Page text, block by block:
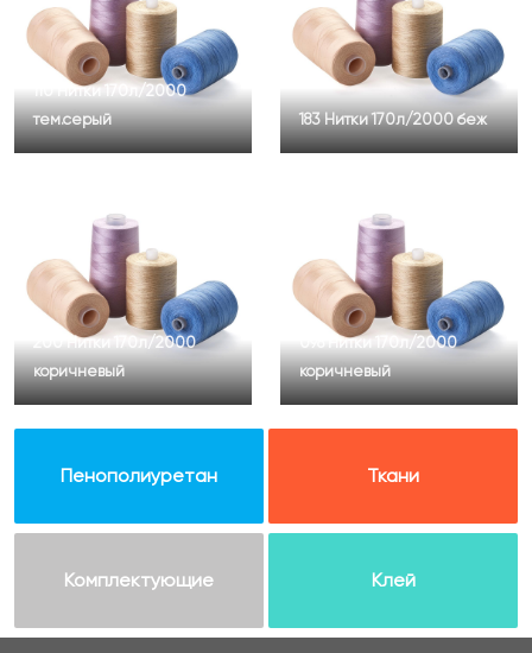
110 Нитки 170л/2000
тем.серый
200 Нитки 170л/2000
коричневый
183 Нитки 170л/2000 беж
098 Нитки 170л/2000
коричневый
Пенополиуретан Ткани
Комплектующие Клей